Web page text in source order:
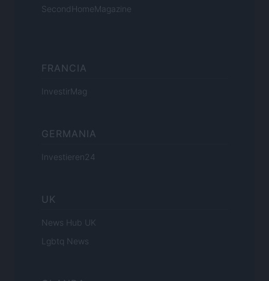
SecondHomeMagazine
FRANCIA
InvestirMag
GERMANIA
Investieren24
UK
News Hub UK
Lgbtq News